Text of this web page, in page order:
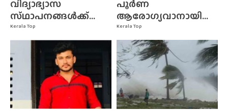
Kerala Top
വിദ്യാഭ്യാസ
സ്‌ഥാപനങ്ങൾക്ക്‌...
Kerala Top
പൂർണ
ആരോഗ്യവാനായി...